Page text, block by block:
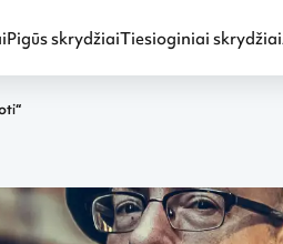
Pigūs skrydžiaiTiesioginiai skrydžiai